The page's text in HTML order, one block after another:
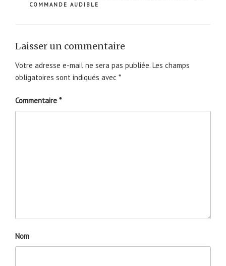
COMMANDE AUDIBLE
Laisser un commentaire
Votre adresse e-mail ne sera pas publiée. Les champs
obligatoires sont indiqués avec *
Commentaire *
Nom